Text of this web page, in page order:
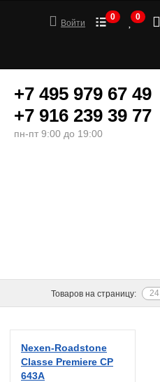
Войти
0 0
+7 495 979 67 49
+7 916 239 39 77
пн-пт 9:00 до 19:00
24
Товаров на страницу:
Nexen-Roadstone
Classe Premiere CP
643A